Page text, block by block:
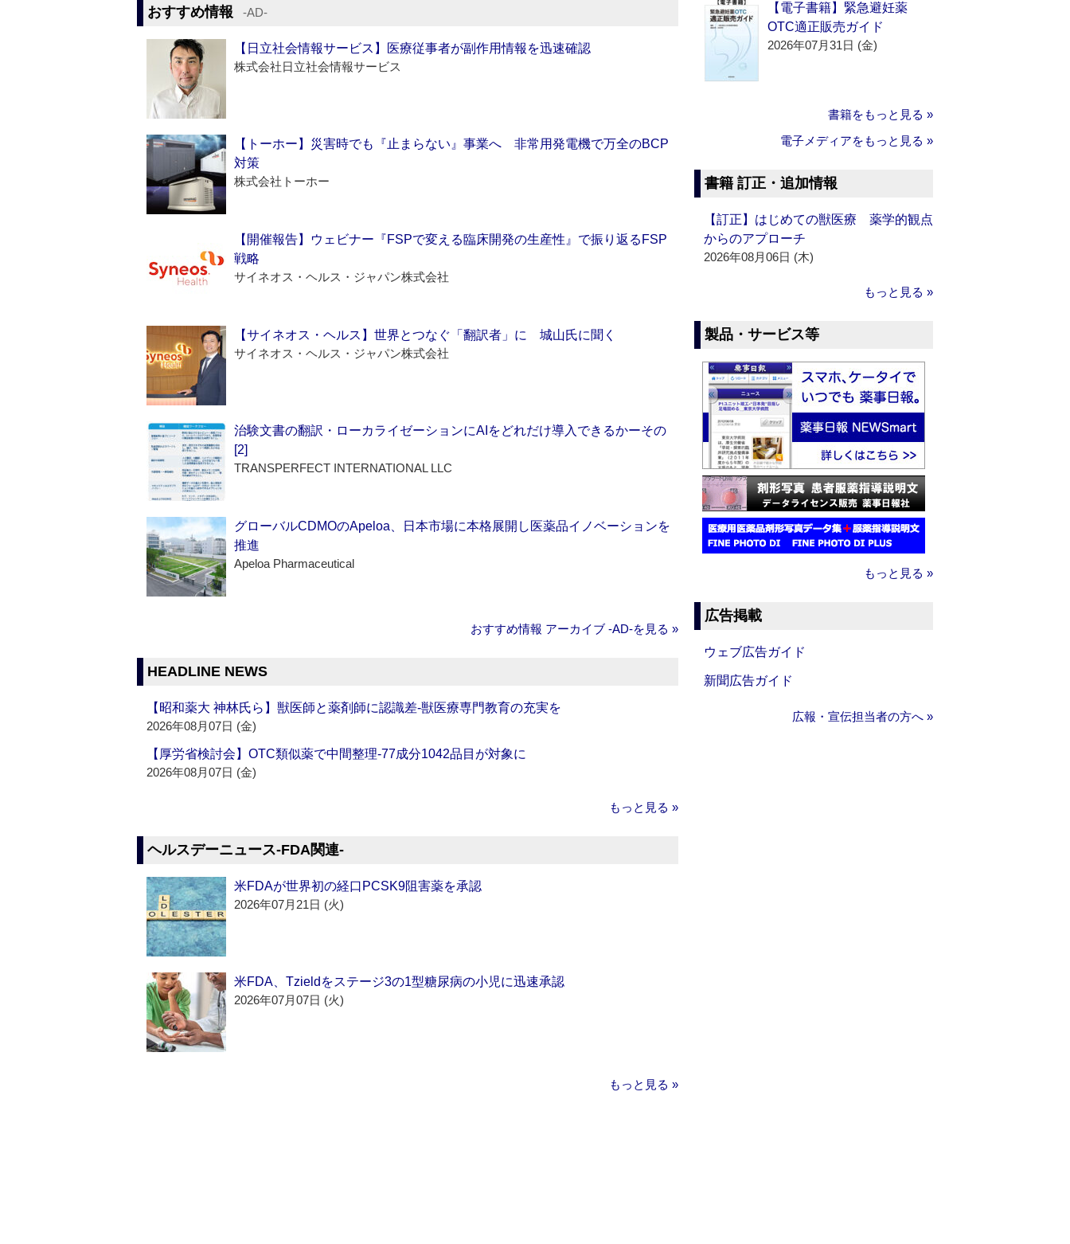
おすすめ情報 ‐AD‐
【日立社会情報サービス】医療従事者が副作用情報を迅速確認
株式会社日立社会情報サービス
【トーホー】災害時でも『止まらない』事業へ 非常用発電機で万全のBCP
対策
株式会社トーホー
【開催報告】ウェビナー『FSPで変える臨床開発の生産性』で振り返るFSP
戦略
サイネオス・ヘルス・ジャパン株式会社
【サイネオス・ヘルス】世界とつなぐ「翻訳者」に 城山氏に聞く
サイネオス・ヘルス・ジャパン株式会社
治験文書の翻訳・ローカライゼーションにAIをどれだけ導入できるかーその
[2]
TRANSPERFECT INTERNATIONAL LLC
グローバルCDMOのApeloa、日本市場に本格展開し医薬品イノベーションを
推進
Apeloa Pharmaceutical
おすすめ情報 アーカイブ ‐AD‐を見る »
HEADLINE NEWS
【昭和薬大 神林氏ら】獣医師と薬剤師に認識差‐獣医療専門教育の充実を
2026年08月07日 (金)
【厚労省検討会】OTC類似薬で中間整理‐77成分1042品目が対象に
2026年08月07日 (金)
もっと見る »
ヘルスデーニュース‐FDA関連‐
米FDAが世界初の経口PCSK9阻害薬を承認
2026年07月21日 (火)
米FDA、Tzieldをステージ3の1型糖尿病の小児に迅速承認
2026年07月07日 (火)
もっと見る »
【電子書籍】緊急避妊薬
OTC適正販売ガイド
2026年07月31日 (金)
書籍をもっと見る »
電子メディアをもっと見る »
書籍 訂正・追加情報
【訂正】はじめての獣医療 薬学的観点
からのアプローチ
2026年08月06日 (木)
もっと見る »
製品・サービス等
もっと見る »
広告掲載
ウェブ広告ガイド
新聞広告ガイド
広報・宣伝担当者の方へ »